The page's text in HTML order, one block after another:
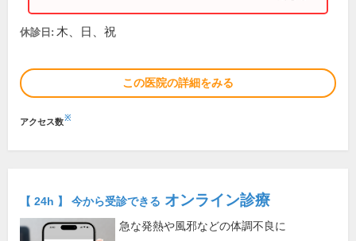
休診日: 木、日、祝
この医院の詳細をみる
アクセス数※
【 24h 】 今から受診できる オンライン診療
急な発熱や風邪などの体調不良に